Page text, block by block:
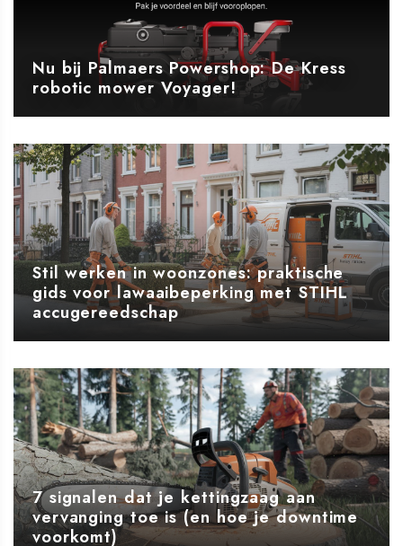
Nu bij Palmaers Powershop: De Kress
robotic mower Voyager!
Stil werken in woonzones: praktische
gids voor lawaaibeperking met STIHL
accugereedschap
7 signalen dat je kettingzaag aan
vervanging toe is (en hoe je downtime
voorkomt)